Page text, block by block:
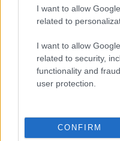
I want to allow
related to
I want to allow
related to security,
functionality and
user protection.
CONFIRM
View this